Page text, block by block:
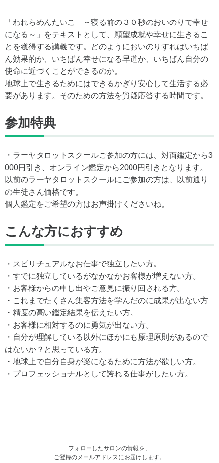
「われらめんたいこ ～寝る前の３０秒のおいのりで幸せ
になる～」をテキストとして、願望成就や幸せに生きるこ
とを獲得する講義です。どのようにおいのりすればいちば
ん効果的か、いちばん幸せになる早道か、いちばん自分の
使命に近づくことができるのか。
地球上で生きるためにはできるかぎり安心して生活する必
要があります。そのための方法を質疑応答する時間です。
参加特典
・ラーヤタロットスクールご参加の方には、対面鑑定から3
000円引き、オンライン鑑定から2000円引きとなります。
以前のラーヤタロットスクールにご参加の方は、以前通り
の生徒さん価格です。
個人鑑定をご希望の方はお声掛けくださいね。
こんな方におすすめ
・スピリチュアルなお仕事で独立したい方。
・すでに独立しているがなかなかお客様が増えない方。
・お客様からの申し出やご意見に振り回される方。
・これまでたくさん集客方法を学んだのに成果が出ない方
・精度の高い鑑定結果を伝えたい方。
・お客様に相対するのに勇気が出ない方。
・自分が理解している以外にほかにも原理原則があるので
はないか？と思っている方。
・地球上で自分自身が楽になるために方法が欲しい方。
・プロフェッショナルとして誇れる仕事がしたい方。
フォローしたサロンの情報を、
ご登録のメールアドレスにお届けします。